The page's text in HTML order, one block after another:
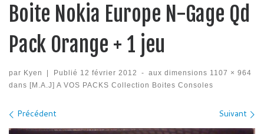
Boite Nokia Europe N-Gage Qd
Pack Orange + 1 jeu
par Kyen | Publié 12 février 2012 - aux dimensions 1107 × 964
dans [M.A.J] A VOS PACKS Collection Boites Consoles
Navigation des images
Précédent Suivant